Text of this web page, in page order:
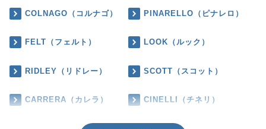
COLNAGO（コルナゴ） PINARELLO（ピナレロ）
FELT（フェルト） LOOK（ルック）
RIDLEY（リドレー） SCOTT（スコット）
CARRERA（カレラ） CINELLI（チネリ）